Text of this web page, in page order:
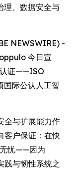
、数据安全与
NEWSWIRE) -
今日宣
认证——ISO
国际公认人工智
全与扩展能力作
客户保证：在快
无忧——因为
践与韧性系统之